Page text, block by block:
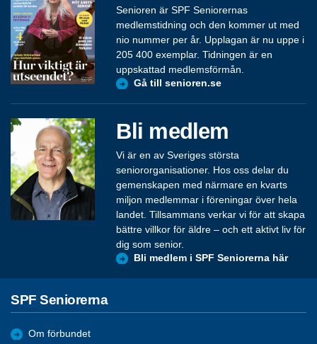
Senioren är SPF Seniorernas
medlemstidning och den kommer ut med
nio nummer per år. Upplagan är nu uppe i
205 400 exemplar. Tidningen är en
uppskattad medlemsförmån.
Gå till senioren.se
Bli medlem
Vi är en av Sveriges största
seniororganisationer. Hos oss delar du
gemenskapen med närmare en kvarts
miljon medlemmar i föreningar över hela
landet. Tillsammans verkar vi för att skapa
bättre villkor för äldre – och ett aktivt liv för
dig som senior.
Bli medlem i SPF Seniorerna här
SPF Seniorerna
Om förbundet